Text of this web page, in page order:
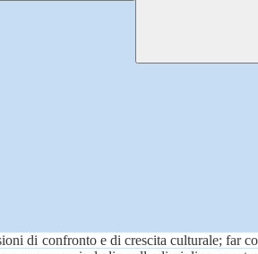
di confronto e di crescita culturale; far